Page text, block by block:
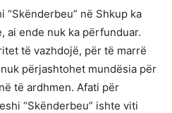
“Skënderbeu” në Shkup ka
ai ende nuk ka përfunduar.
të vazhdojë, për të marrë
përjashtohet mundësia për
të ardhmen. Afati për
“Skënderbeu” ishte viti